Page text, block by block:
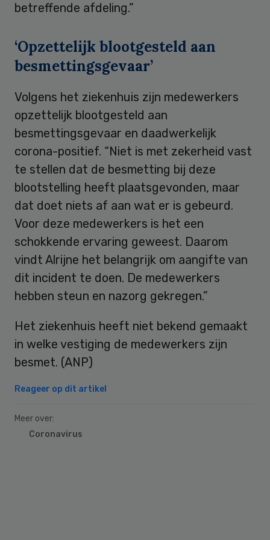
betreffende afdeling.”
‘Opzettelijk blootgesteld aan
besmettingsgevaar’
Volgens het ziekenhuis zijn medewerkers
opzettelijk blootgesteld aan
besmettingsgevaar en daadwerkelijk
corona-positief. “Niet is met zekerheid vast
te stellen dat de besmetting bij deze
blootstelling heeft plaatsgevonden, maar
dat doet niets af aan wat er is gebeurd.
Voor deze medewerkers is het een
schokkende ervaring geweest. Daarom
vindt Alrijne het belangrijk om aangifte van
dit incident te doen. De medewerkers
hebben steun en nazorg gekregen.”
Het ziekenhuis heeft niet bekend gemaakt
in welke vestiging de medewerkers zijn
besmet. (ANP)
Reageer op dit artikel
Meer over:
Coronavirus